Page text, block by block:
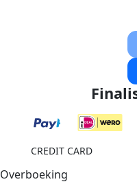
CREDIT CARD
Overboeking